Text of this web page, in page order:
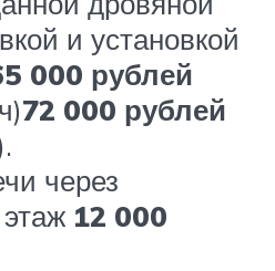
и установкой
000 рублей
72 000 рублей
через
12 000